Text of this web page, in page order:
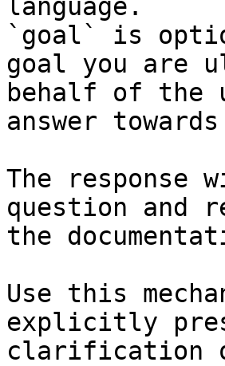
language.
`goal` is
goal you are
behalf of the
answer
The
question and
the
Use this
explicitly
clarification